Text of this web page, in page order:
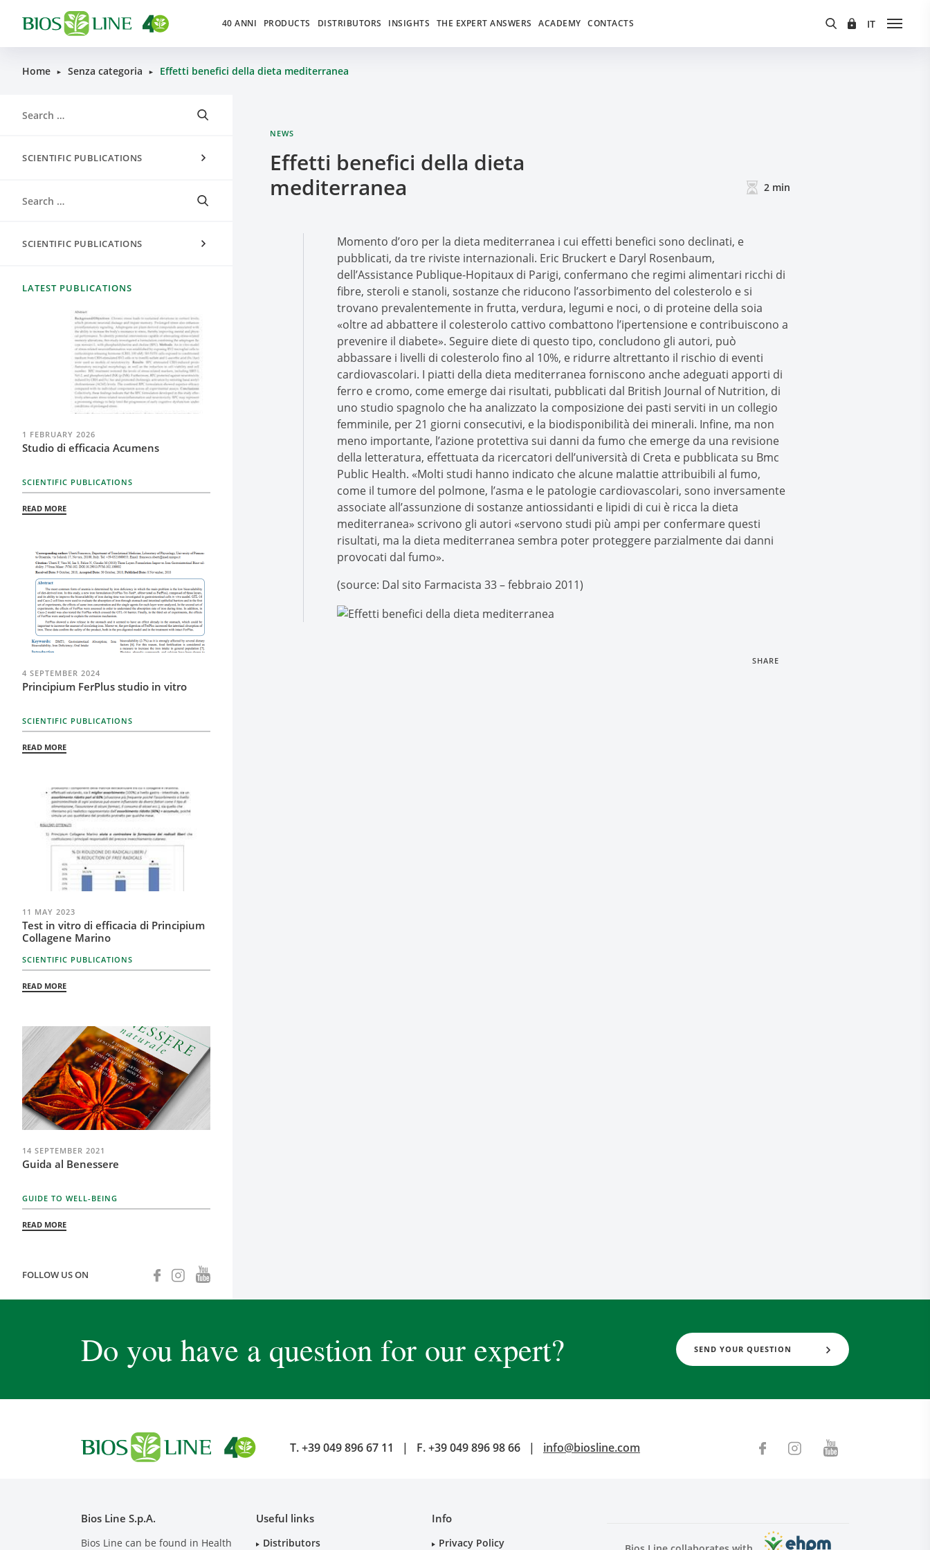
40 ANNI PRODUCTS DISTRIBUTORS INSIGHTS THE EXPERT ANSWERS ACADEMY CONTACTS
Home ► Senza categoria ► Effetti benefici della dieta mediterranea
NEWS
Effetti benefici della dieta
mediterranea
2 min
Momento d’oro per la dieta mediterranea i cui effetti benefici sono declinati, e
pubblicati, da tre riviste internazionali. Eric Bruckert e Daryl Rosenbaum,
dell’Assistance Publique-Hopitaux di Parigi, confermano che regimi alimentari ricchi di
fibre, steroli e stanoli, sostanze che riducono l’assorbimento del colesterolo e si
trovano prevalentemente in frutta, verdura, legumi e noci, o di proteine della soia
«oltre ad abbattere il colesterolo cattivo combattono l’ipertensione e contribuiscono a
prevenire il diabete». Seguire diete di questo tipo, concludono gli autori, può
abbassare i livelli di colesterolo fino al 10%, e ridurre altrettanto il rischio di eventi
cardiovascolari. I piatti della dieta mediterranea forniscono anche adeguati apporti di
ferro e cromo, come emerge dai risultati, pubblicati dal British Journal of Nutrition, di
uno studio spagnolo che ha analizzato la composizione dei pasti serviti in un collegio
femminile, per 21 giorni consecutivi, e la biodisponibilità dei minerali. Infine, ma non
meno importante, l’azione protettiva sui danni da fumo che emerge da una revisione
della letteratura, effettuata da ricercatori dell’università di Creta e pubblicata su Bmc
Public Health. «Molti studi hanno indicato che alcune malattie attribuibili al fumo,
come il tumore del polmone, l’asma e le patologie cardiovascolari, sono inversamente
associate all’assunzione di sostanze antiossidanti e lipidi di cui è ricca la dieta
mediterranea» scrivono gli autori «servono studi più ampi per confermare questi
risultati, ma la dieta mediterranea sembra poter proteggere parzialmente dai danni
provocati dal fumo».
(source: Dal sito Farmacista 33 – febbraio 2011)
SHARE
SCIENTIFIC PUBLICATIONS
SCIENTIFIC PUBLICATIONS
LATEST PUBLICATIONS
1 FEBRUARY 2026
Studio di efficacia Acumens
SCIENTIFIC PUBLICATIONS
READ MORE
4 SEPTEMBER 2024
Principium FerPlus studio in vitro
SCIENTIFIC PUBLICATIONS
READ MORE
11 MAY 2023
Test in vitro di efficacia di Principium
Collagene Marino
SCIENTIFIC PUBLICATIONS
READ MORE
14 SEPTEMBER 2021
Guida al Benessere
GUIDE TO WELL-BEING
READ MORE
FOLLOW US ON
Do you have a question for our expert? SEND YOUR QUESTION
T.+39 049 896 67 11 | F.+39 049 896 98 66 | info@biosline.com
Bios Line S.p.A.
Bios Line can be found in Health
Useful links
Distributors
Info
Privacy Policy